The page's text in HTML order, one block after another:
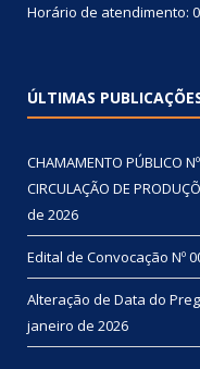
Horário de atendimento:
ÚLTIMAS
CHAMAMENTO PÚBLICO
CIRCULAÇÃO DE
de 2026
Edital de Convocação Nº
Alteração de Data do
janeiro de 2026